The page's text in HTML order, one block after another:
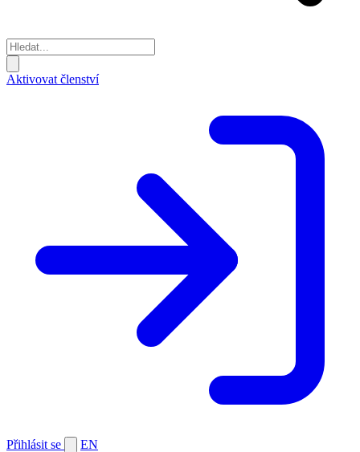
Aktivovat členství
Přihlásit se EN